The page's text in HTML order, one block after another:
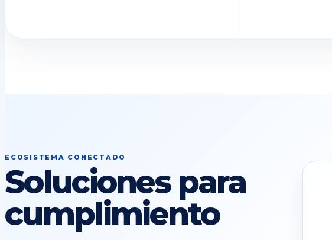
ECOSISTEMA CONECTADO
Soluciones para
cumplimiento